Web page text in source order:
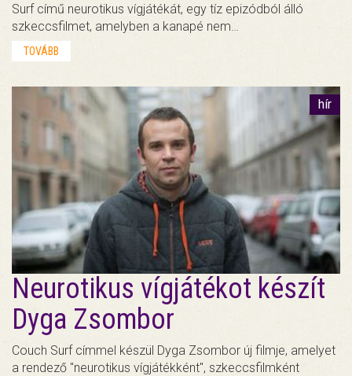
Surf című neurotikus vígjátékát, egy tíz epizódból álló
szkeccsfilmet, amelyben a kanapé nem…
TOVÁBB
hír
Neurotikus vígjátékot készít
Dyga Zsombor
Couch Surf címmel készül Dyga Zsombor új filmje, amelyet
a rendező "neurotikus vígjátékként", szkeccsfilmként